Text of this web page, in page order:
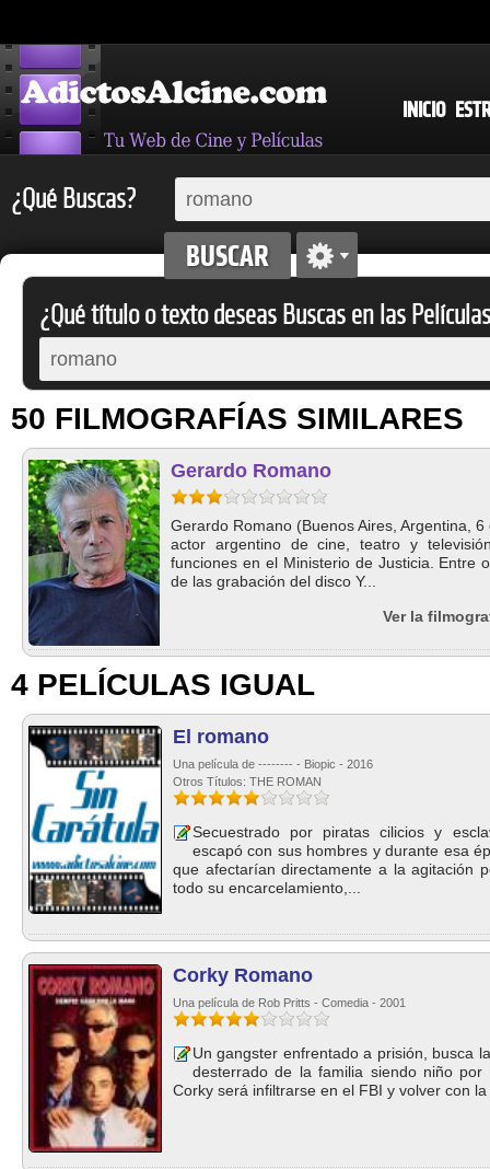
INICIO
¿Qué Buscas?
¿Qué título o texto deseas Buscas en las
50 FILMOGRAFÍAS SIMILARES
Gerardo Romano
Gerardo Romano (Buenos Aires, Argentina,
actor argentino de cine, teatro y
funciones en el Ministerio de Justicia. Entre
de las grabación del disco Y...
Ver la
4 PELÍCULAS IGUAL
El romano
Una película de -------- - Biopic - 2016
Otros Títulos: THE ROMAN
Secuestrado por piratas cilicios y
escapó con sus hombres y durante esa
que afectarían directamente a la agitación
todo su encarcelamiento,...
Corky Romano
Una película de Rob Pritts - Comedia - 2001
Un gangster enfrentado a prisión, busca
desterrado de la familia siendo niño
Corky será infiltrarse en el FBI y volver con